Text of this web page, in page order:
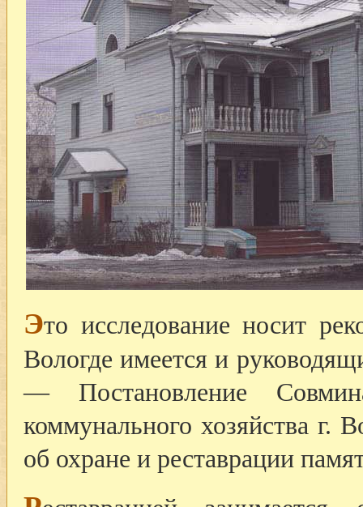
Это исследование носит
Вологде имеется и
— Постановление
коммунального хозяйства г.
об охране и реставрации